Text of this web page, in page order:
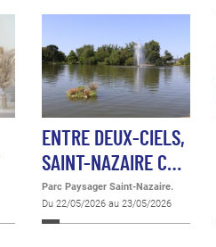
ENTRE DEUX-CIELS,
SAINT-NAZAIRE C…
Parc Paysager Saint-Nazaire.
Du 22/05/2026 au 23/05/2026